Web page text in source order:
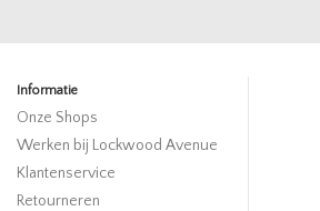
Informatie
Onze Shops
Werken bij Lockwood Avenue
Klantenservice
Retourneren